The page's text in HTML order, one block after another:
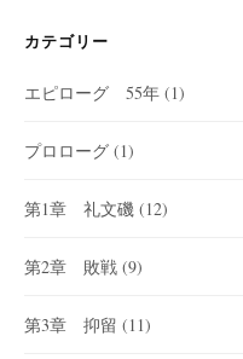
カテゴリー
エピローグ 55年 (1)
プロローグ (1)
第1章 礼文磯 (12)
第2章 敗戦 (9)
第3章 抑留 (11)